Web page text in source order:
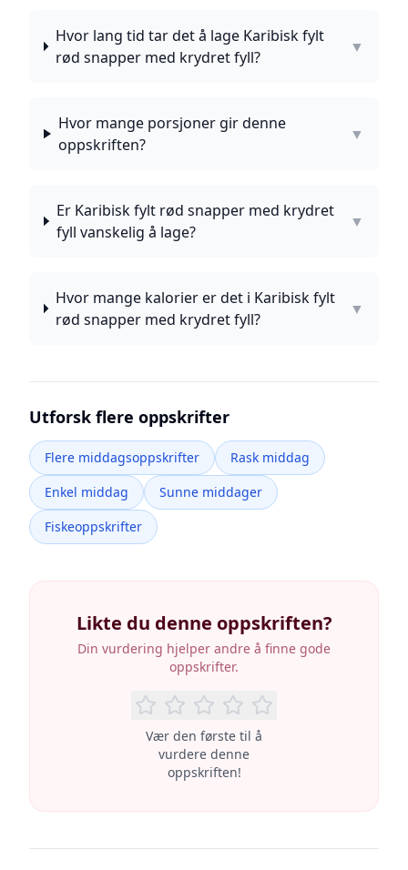
Hvor lang tid tar det å lage Karibisk fylt
rød snapper med krydret fyll?
▼
Hvor mange porsjoner gir denne
oppskriften?
▼
Er Karibisk fylt rød snapper med krydret
fyll vanskelig å lage?
▼
Hvor mange kalorier er det i Karibisk fylt
rød snapper med krydret fyll?
▼
Utforsk flere oppskrifter
Flere middagsoppskrifter
Rask middag
Enkel middag
Sunne middager
Fiskeoppskrifter
Likte du denne oppskriften?
Din vurdering hjelper andre å finne gode
oppskrifter.
Vær den første til å
vurdere denne
oppskriften!